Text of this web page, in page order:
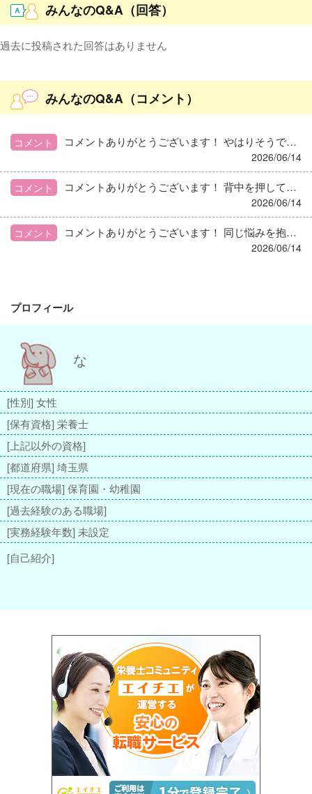
みんなのQ&A（回答）
過去に投稿された回答はありません
みんなのQ&A（コメント）
コメント コメントありがとうございます！ やはりそうですよね、、、 退職の意思は固いので早めに伝えようと思います。
2026/06/14
コメント コメントありがとうございます！ 背中を押してもらえるコメントですごく心強いです😭次が決まり次第退職届を出そうと思います！
2026/06/14
コメント コメントありがとうございます！ 同じ悩みを抱えてること、少しホッとしてます😢 定員120名を3人で回してます。 まだ退職を伝えていないので後任はいない状態です。
2026/06/14
プロフィール
な
[性別] 女性
[保有資格] 栄養士
[上記以外の資格]
[都道府県] 埼玉県
[現在の職場] 保育園・幼稚園
[過去経験のある職場]
[実務経験年数] 未設定
[自己紹介]